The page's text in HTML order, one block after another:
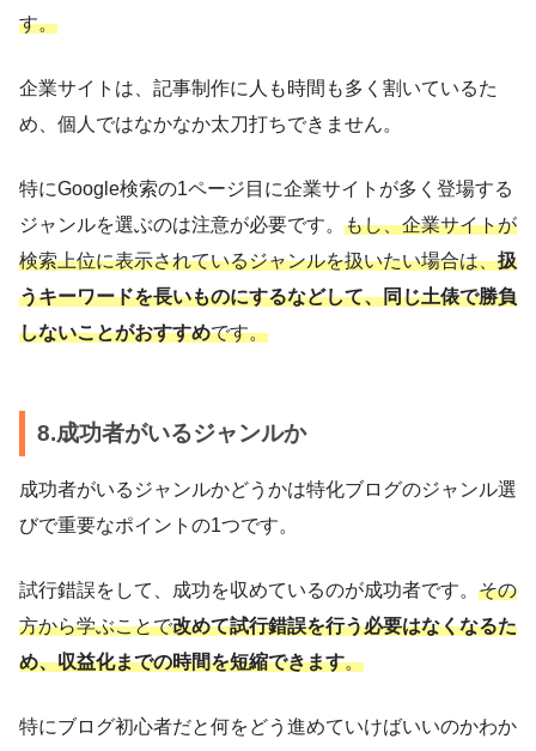
す。
企業サイトは、記事制作に人も時間も多く割いているた
め、個人ではなかなか太刀打ちできません。
特にGoogle検索の1ページ目に企業サイトが多く登場する
ジャンルを選ぶのは注意が必要です。 もし、企業サイトが
検索上位に表示されているジャンルを扱いたい場合は、扱
うキーワードを長いものにするなどして、同じ土俵で勝負
しないことがおすすめです。
8.成功者がいるジャンルか
成功者がいるジャンルかどうかは特化ブログのジャンル選
びで重要なポイントの1つです。
試行錯誤をして、成功を収めているのが成功者です。 その
方から学ぶことで改めて試行錯誤を行う必要はなくなるた
め、収益化までの時間を短縮できます。
特にブログ初心者だと何をどう進めていけばいいのかわか